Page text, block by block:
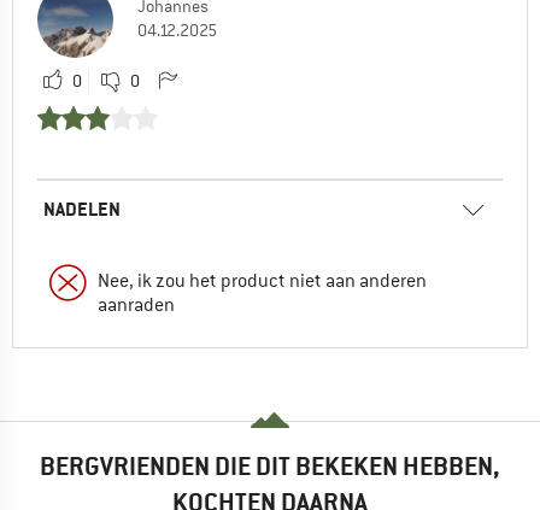
Johannes
04.12.2025
0 0
NADELEN
Nee, ik zou het product niet aan anderen
aanraden
BERGVRIENDEN DIE DIT BEKEKEN HEBBEN,
KOCHTEN DAARNA